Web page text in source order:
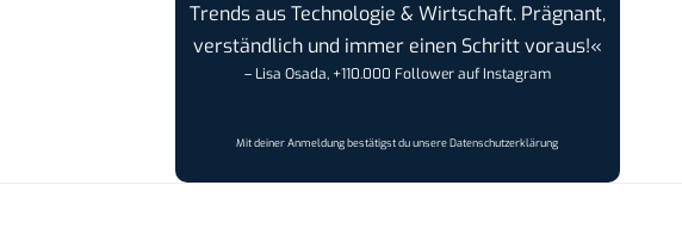
Trends aus Technologie & Wirtschaft. Prägnant,
verständlich und immer einen Schritt voraus!«
– Lisa Osada, +110.000 Follower auf Instagram
Mit deiner Anmeldung bestätigst du unsereDatenschutzerklärung